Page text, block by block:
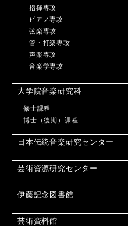
指揮専攻
ピアノ専攻
弦楽専攻
管・打楽専攻
声楽専攻
音楽学専攻
大学院音楽研究科
修士課程
博士（後期）課程
日本伝統音楽研究センター
芸術資源研究センター
伊藤記念図書館
芸術資料館